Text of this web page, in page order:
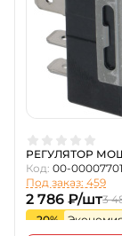
РЕГУЛЯТОР
Код: 00-00007701
Под заказ: 459
2 786 ₽/шт3
-20%